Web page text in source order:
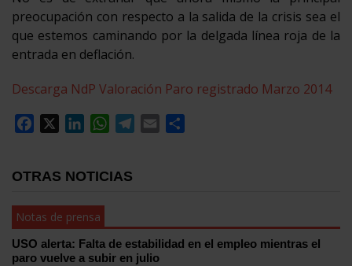
preocupación con respecto a la salida de la crisis sea el
que estemos caminando por la delgada línea roja de la
entrada en deflación.
Descarga NdP Valoración Paro registrado Marzo 2014
Facebook
LinkedInWhatsApp
Telegram
Email
OTRAS NOTICIAS
Notas de prensa
USO alerta: Falta de estabilidad en el empleo mientras el
paro vuelve a subir en julio